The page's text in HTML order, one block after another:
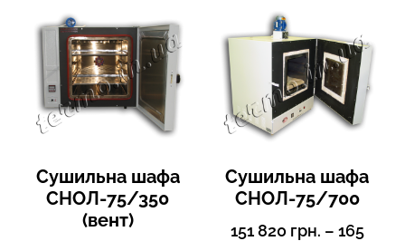
Сушильна шафа
СНОЛ-75/350
(вент)
Сушильна шафа
СНОЛ-75/700
151 820 грн. – 165